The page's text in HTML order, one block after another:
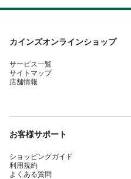
カインズオンラインショップ
サービス一覧
サイトマップ
店舗情報
お客様サポート
ショッピングガイド
利用規約
よくある質問